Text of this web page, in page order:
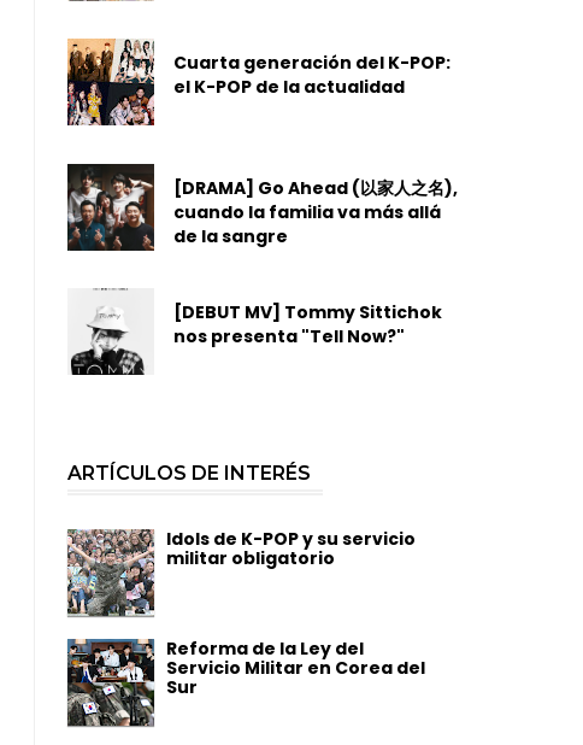
Cuarta generación del K-POP:
el K-POP de la actualidad
[DRAMA] Go Ahead (以家人之名),
cuando la familia va más allá
de la sangre
[DEBUT MV] Tommy Sittichok
nos presenta "Tell Now?"
ARTÍCULOS DE INTERÉS
Idols de K-POP y su servicio
militar obligatorio
Reforma de la Ley del
Servicio Militar en Corea del
Sur